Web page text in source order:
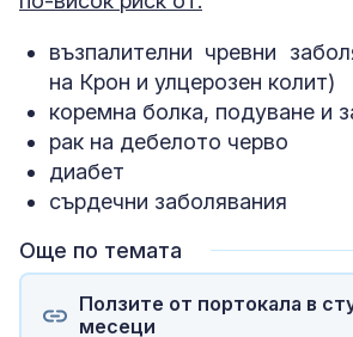
възпалителни чревни
на Крон и улцерозен колит)
коремна болка, подуване и
рак на дебелото черво
диабет
сърдечни заболявания
Още по темата
Ползите от портокала в
месеци